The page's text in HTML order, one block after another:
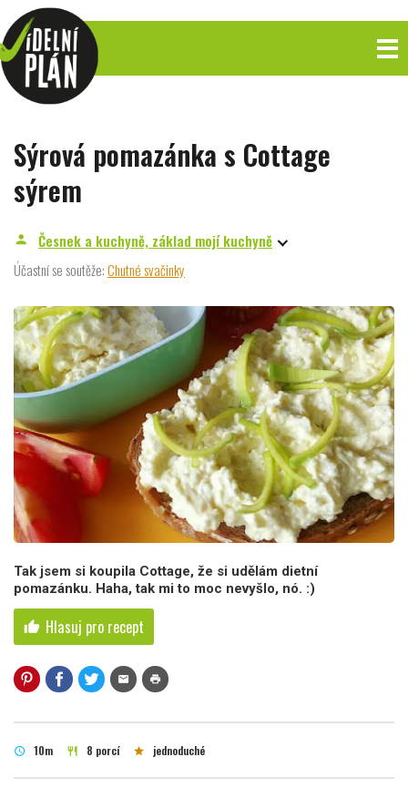
Sýrová pomazánka s Cottage
sýrem
person
Česnek a kuchyně, základ mojí kuchyně
Účastní se soutěže:Chutné svačinky
Tak jsem si koupila Cottage, že si udělám dietní
pomazánku. Haha, tak mi to moc nevyšlo, nó. :)
thumb_up Hlasuj pro recept
mail print
schedule 10m restaurant 8 porcí star jednoduché